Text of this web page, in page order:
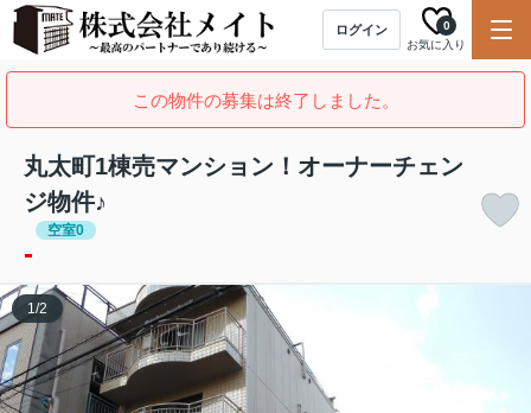
ログイン
お気に入り
0
この物件の募集は終了しました。
丸太町1棟売マンション！オーナーチェン
ジ物件♪
空室0
-
1/2